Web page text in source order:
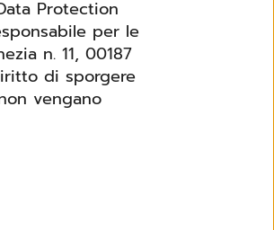
per le
n. 11, 00187
vengano